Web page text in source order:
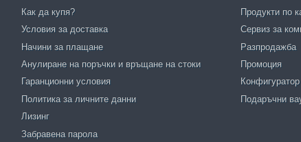
Как да купя?
Условия за доставка
Начини за плащане
Анулиране на поръчки и връщане на стоки
Гаранционни условия
Политика за личните данни
Лизинг
Забравена парола
Продукти по
Сервиз за
Разпродажба
Промоция
Конфигуратор
Подаръчни